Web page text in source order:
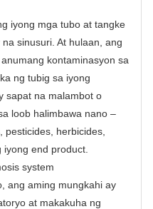
iyong mga tubo at tangke
sinusuri. At hulaan, ang
kontaminasyon sa
ng tubig sa iyong
sapat na malambot o
loob halimbawa nano –
pesticides, herbicides,
end product.
ang aming mungkahi ay
at makakuha ng